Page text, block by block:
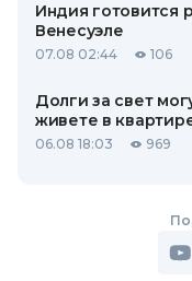
Индия готовится
Венесуэле
07.08 02:44 106
Долги за свет
живете в
06.08 18:03 969